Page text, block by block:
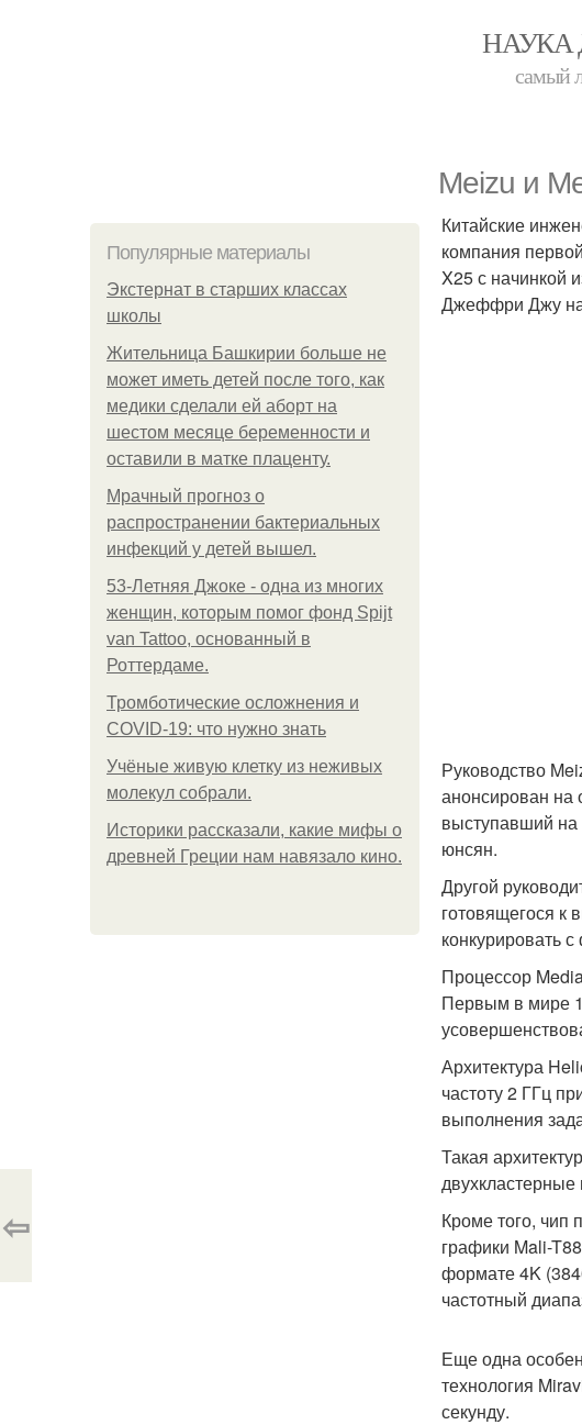
НАУКА
самый
Meizu и
Популярные материалы
Экстернат в старших классах
школы
Жительница Башкирии больше не
может иметь детей после того, как
медики сделали ей аборт на
шестом месяце беременности и
оставили в матке плаценту.
Мрачный прогноз о
распространении бактериальных
инфекций у детей вышел.
53-Летняя Джоке - одна из многих
женщин, которым помог фонд Spijt
van Tattoo, основанный в
Роттердаме.
Тромботические осложнения и
COVID-19: что нужно знать
Учёные живую клетку из неживых
молекул собрали.
Историки рассказали, какие мифы о
древней Греции нам навязало кино.
Китайские
компания
X25 с начинкой
Джеффри Джу на
Руководство
анонсирован на
выступавший на
юнсян.
Другой
готовящегося к
конкурировать
Процессор
Первым в мире
Архитектура
частоту 2 ГГц
выполнения
Такая
Кроме того, чип
графики Mali-
формате 4K
частотный
Еще одна
технология
секунду.
⇦